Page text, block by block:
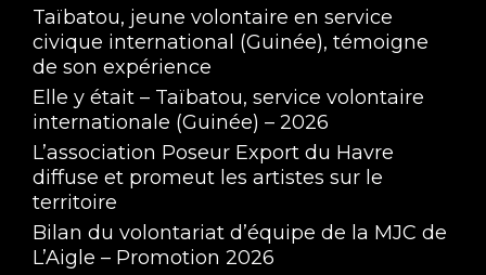
Taïbatou, jeune volontaire en service
civique international (Guinée), témoigne
de son expérience
Elle y était – Taïbatou, service volontaire
internationale (Guinée) – 2026
L’association Poseur Export du Havre
diffuse et promeut les artistes sur le
territoire
Bilan du volontariat d’équipe de la MJC de
L’Aigle – Promotion 2026